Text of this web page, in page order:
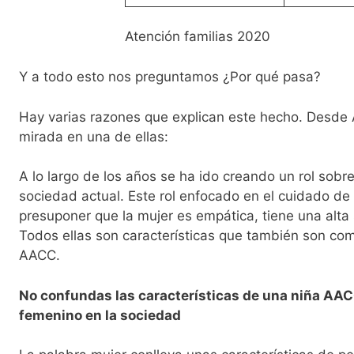
Atención familias 2020
Y a todo esto nos preguntamos ¿Por qué pasa?
Hay varias razones que explican este hecho. Desde
mirada en una de ellas:
A lo largo de los años se ha ido creando un rol
sociedad actual. Este rol enfocado en el cuidado
presuponer que la mujer es empática, tiene una
Todos ellas son características que también son
AACC.
No confundas las características de una niña
femenino en la sociedad